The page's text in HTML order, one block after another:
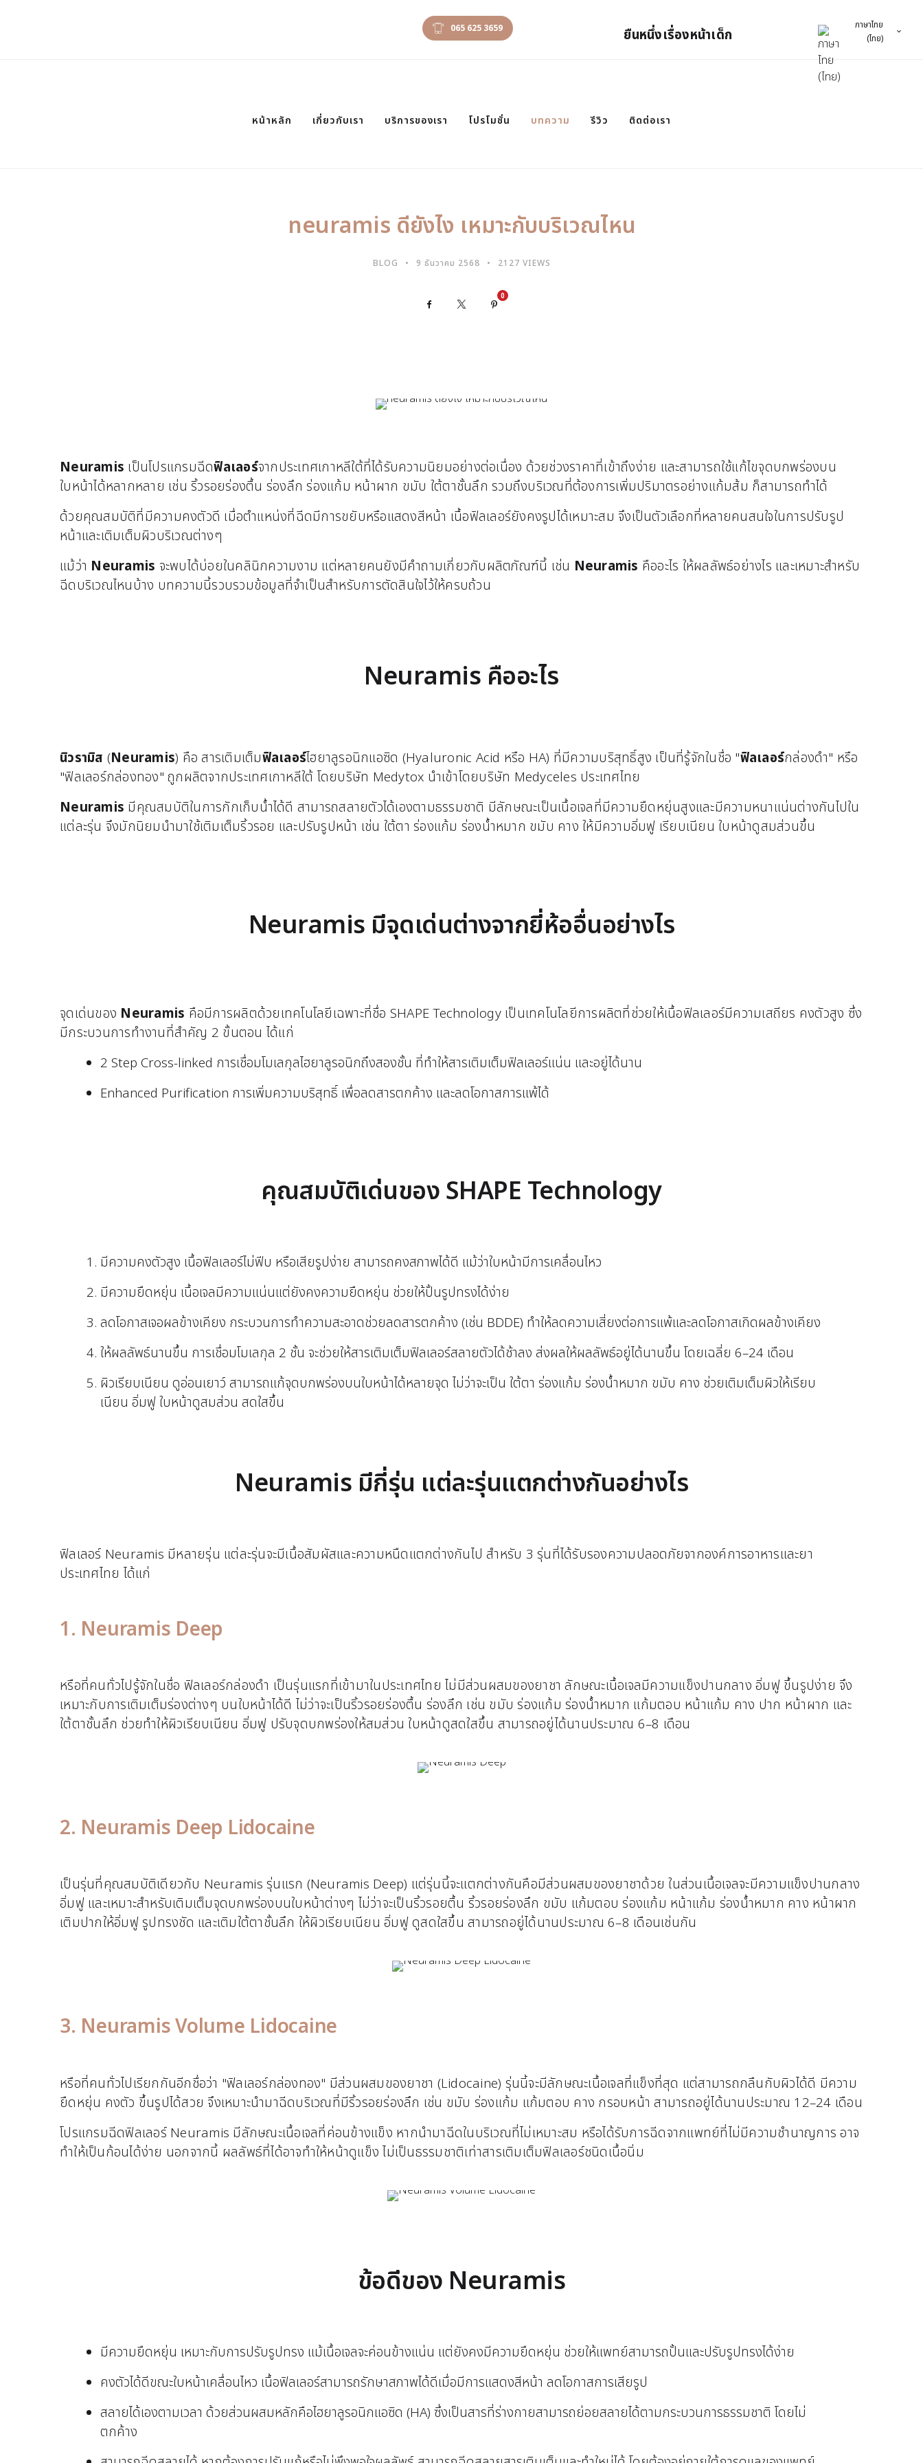
065 625 3659 ยืนหนึ่งเรื่องหน้าเด็ก
ภาษาไทย
(ไทย)
หน้าหลัก เกี่ยวกับเรา บริการของเรา โปรโมชั่น บทความ รีวิว ติดต่อเรา
neuramis ดียังไง เหมาะกับบริเวณไหน
9 ธันวาคม 2568
BLOG 2127 VIEWS
Facebook
0
Neuramis เป็นโปรแกรมฉีดฟิลเลอร์จากประเทศเกาหลีใต้ที่ได้รับความนิยมอย่างต่อเนื่อง ด้วยช่วงราคาที่เข้าถึงง่าย และสามารถใช้แก้ไขจุดบกพร่องบน
ใบหน้าได้หลากหลาย เช่น ริ้วรอยร่องตื้น ร่องลึก ร่องแก้ม หน้าผาก ขมับ ใต้ตาชั้นลึก รวมถึงบริเวณที่ต้องการเพิ่มปริมาตรอย่างแก้มส้ม ก็สามารถทำได้
ด้วยคุณสมบัติที่มีความคงตัวดี เมื่อตำแหน่งที่ฉีดมีการขยับหรือแสดงสีหน้า เนื้อฟิลเลอร์ยังคงรูปได้เหมาะสม จึงเป็นตัวเลือกที่หลายคนสนใจในการปรับรูป
หน้าและเติมเต็มผิวบริเวณต่างๆ
แม้ว่า Neuramis จะพบได้บ่อยในคลินิกความงาม แต่หลายคนยังมีคำถามเกี่ยวกับผลิตภัณฑ์นี้ เช่น Neuramis คืออะไร ให้ผลลัพธ์อย่างไร และเหมาะสำหรับ
ฉีดบริเวณไหนบ้าง บทความนี้รวบรวมข้อมูลที่จำเป็นสำหรับการตัดสินใจไว้ให้ครบถ้วน
Neuramis คืออะไร
นิวรามิส (Neuramis) คือ สารเติมเต็มฟิลเลอร์ไฮยาลูรอนิกแอซิด (Hyaluronic Acid หรือ HA) ที่มีความบริสุทธิ์สูง เป็นที่รู้จักในชื่อ "ฟิลเลอร์กล่องดำ" หรือ
"ฟิลเลอร์กล่องทอง" ถูกผลิตจากประเทศเกาหลีใต้ โดยบริษัท Medytox นำเข้าโดยบริษัท Medyceles ประเทศไทย
Neuramis มีคุณสมบัติในการกักเก็บน้ำได้ดี สามารถสลายตัวได้เองตามธรรมชาติ มีลักษณะเป็นเนื้อเจลที่มีความยืดหยุ่นสูงและมีความหนาแน่นต่างกันไปใน
แต่ละรุ่น จึงมักนิยมนำมาใช้เติมเต็มริ้วรอย และปรับรูปหน้า เช่น ใต้ตา ร่องแก้ม ร่องน้ำหมาก ขมับ คาง ให้มีความอิ่มฟู เรียบเนียน ใบหน้าดูสมส่วนขึ้น
Neuramis มีจุดเด่นต่างจากยี่ห้ออื่นอย่างไร
จุดเด่นของ Neuramis คือมีการผลิตด้วยเทคโนโลยีเฉพาะที่ชื่อ SHAPE Technology เป็นเทคโนโลยีการผลิตที่ช่วยให้เนื้อฟิลเลอร์มีความเสถียร คงตัวสูง ซึ่ง
มีกระบวนการทำงานที่สำคัญ 2 ขั้นตอน ได้แก่
2 Step Cross-linked การเชื่อมโมเลกุลไฮยาลูรอนิกถึงสองชั้น ที่ทำให้สารเติมเต็มฟิลเลอร์แน่น และอยู่ได้นาน
Enhanced Purification การเพิ่มความบริสุทธิ์ เพื่อลดสารตกค้าง และลดโอกาสการแพ้ได้
คุณสมบัติเด่นของ SHAPE Technology
มีความคงตัวสูง เนื้อฟิลเลอร์ไม่ฟีบ หรือเสียรูปง่าย สามารถคงสภาพได้ดี แม้ว่าใบหน้ามีการเคลื่อนไหว
มีความยืดหยุ่น เนื้อเจลมีความแน่นแต่ยังคงความยืดหยุ่น ช่วยให้ปั้นรูปทรงได้ง่าย
ลดโอกาสเจอผลข้างเคียง กระบวนการทำความสะอาดช่วยลดสารตกค้าง (เช่น BDDE) ทำให้ลดความเสี่ยงต่อการแพ้และลดโอกาสเกิดผลข้างเคียง
ให้ผลลัพธ์นานขึ้น การเชื่อมโมเลกุล 2 ชั้น จะช่วยให้สารเติมเต็มฟิลเลอร์สลายตัวได้ช้าลง ส่งผลให้ผลลัพธ์อยู่ได้นานขึ้น โดยเฉลี่ย 6–24 เดือน
ผิวเรียบเนียน ดูอ่อนเยาว์ สามารถแก้จุดบกพร่องบนใบหน้าได้หลายจุด ไม่ว่าจะเป็น ใต้ตา ร่องแก้ม ร่องน้ำหมาก ขมับ คาง ช่วยเติมเต็มผิวให้เรียบ
เนียน อิ่มฟู ใบหน้าดูสมส่วน สดใสขึ้น
Neuramis มีกี่รุ่น แต่ละรุ่นแตกต่างกันอย่างไร
ฟิลเลอร์ Neuramis มีหลายรุ่น แต่ละรุ่นจะมีเนื้อสัมผัสและความหนืดแตกต่างกันไป สำหรับ 3 รุ่นที่ได้รับรองความปลอดภัยจากองค์การอาหารและยา
ประเทศไทย ได้แก่
1. Neuramis Deep
หรือที่คนทั่วไปรู้จักในชื่อ ฟิลเลอร์กล่องดำ เป็นรุ่นแรกที่เข้ามาในประเทศไทย ไม่มีส่วนผสมของยาชา ลักษณะเนื้อเจลมีความแข็งปานกลาง อิ่มฟู ขึ้นรูปง่าย จึง
เหมาะกับการเติมเต็มร่องต่างๆ บนใบหน้าได้ดี ไม่ว่าจะเป็นริ้วรอยร่องตื้น ร่องลึก เช่น ขมับ ร่องแก้ม ร่องน้ำหมาก แก้มตอบ หน้าแก้ม คาง ปาก หน้าผาก และ
ใต้ตาชั้นลึก ช่วยทำให้ผิวเรียบเนียน อิ่มฟู ปรับจุดบกพร่องให้สมส่วน ใบหน้าดูสดใสขึ้น สามารถอยู่ได้นานประมาณ 6–8 เดือน
2. Neuramis Deep Lidocaine
เป็นรุ่นที่คุณสมบัติเดียวกับ Neuramis รุ่นแรก (Neuramis Deep) แต่รุ่นนี้จะแตกต่างกันคือมีส่วนผสมของยาชาด้วย ในส่วนเนื้อเจลจะมีความแข็งปานกลาง
อิ่มฟู และเหมาะสำหรับเติมเต็มจุดบกพร่องบนใบหน้าต่างๆ ไม่ว่าจะเป็นริ้วรอยตื้น ริ้วรอยร่องลึก ขมับ แก้มตอบ ร่องแก้ม หน้าแก้ม ร่องน้ำหมาก คาง หน้าผาก
เติมปากให้อิ่มฟู รูปทรงชัด และเติมใต้ตาชั้นลึก ให้ผิวเรียบเนียน อิ่มฟู ดูสดใสขึ้น สามารถอยู่ได้นานประมาณ 6–8 เดือนเช่นกัน
3. Neuramis Volume Lidocaine
หรือที่คนทั่วไปเรียกกันอีกชื่อว่า "ฟิลเลอร์กล่องทอง" มีส่วนผสมของยาชา (Lidocaine) รุ่นนี้จะมีลักษณะเนื้อเจลที่แข็งที่สุด แต่สามารถกลืนกับผิวได้ดี มีความ
ยืดหยุ่น คงตัว ขึ้นรูปได้สวย จึงเหมาะนำมาฉีดบริเวณที่มีริ้วรอยร่องลึก เช่น ขมับ ร่องแก้ม แก้มตอบ คาง กรอบหน้า สามารถอยู่ได้นานประมาณ 12–24 เดือน
โปรแกรมฉีดฟิลเลอร์ Neuramis มีลักษณะเนื้อเจลที่ค่อนข้างแข็ง หากนำมาฉีดในบริเวณที่ไม่เหมาะสม หรือได้รับการฉีดจากแพทย์ที่ไม่มีความชำนาญการ อาจ
ทำให้เป็นก้อนได้ง่าย นอกจากนี้ ผลลัพธ์ที่ได้อาจทำให้หน้าดูแข็ง ไม่เป็นธรรมชาติเท่าสารเติมเต็มฟิลเลอร์ชนิดเนื้อนิ่ม
ข้อดีของ Neuramis
มีความยืดหยุ่น เหมาะกับการปรับรูปทรง แม้เนื้อเจลจะค่อนข้างแน่น แต่ยังคงมีความยืดหยุ่น ช่วยให้แพทย์สามารถปั้นและปรับรูปทรงได้ง่าย
คงตัวได้ดีขณะใบหน้าเคลื่อนไหว เนื้อฟิลเลอร์สามารถรักษาสภาพได้ดีเมื่อมีการแสดงสีหน้า ลดโอกาสการเสียรูป
สลายได้เองตามเวลา ด้วยส่วนผสมหลักคือไฮยาลูรอนิกแอซิด (HA) ซึ่งเป็นสารที่ร่างกายสามารถย่อยสลายได้ตามกระบวนการธรรมชาติ โดยไม่
ตกค้าง